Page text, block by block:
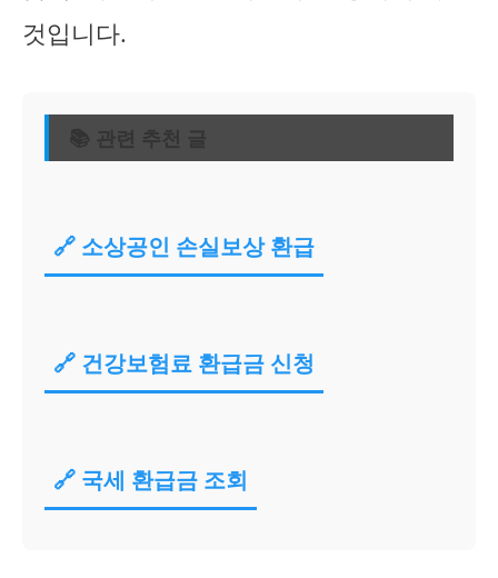
것입니다.
📚 관련 추천 글
🔗 소상공인 손실보상 환급
🔗 건강보험료 환급금 신청
🔗 국세 환급금 조회